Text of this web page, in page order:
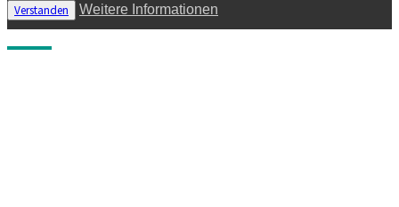
Verstanden
Weitere Informationen